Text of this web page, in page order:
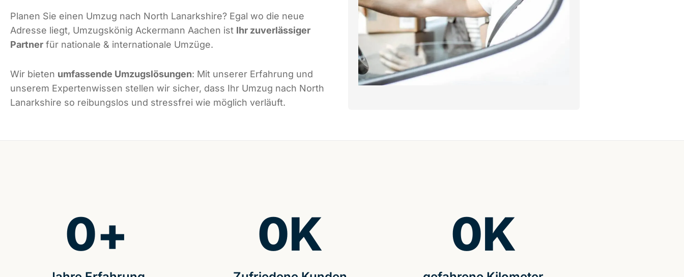
Planen Sie einen Umzug nach North Lanarkshire? Egal wo die neue
Adresse liegt, Umzugskönig Ackermann Aachen ist Ihr zuverlässiger
Partner für nationale & internationale Umzüge.
Wir bieten umfassende Umzugslösungen: Mit unserer Erfahrung und
unserem Expertenwissen stellen wir sicher, dass Ihr Umzug nach North
Lanarkshire so reibungslos und stressfrei wie möglich verläuft.
0+ 0K 0K